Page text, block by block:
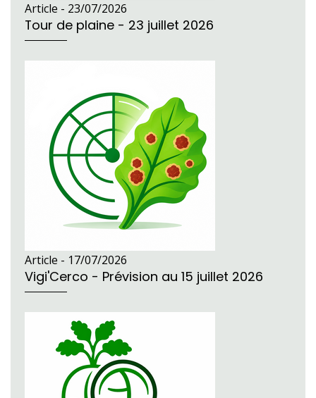
Article - 23/07/2026
Tour de plaine - 23 juillet 2026
Article - 17/07/2026
Vigi'Cerco - Prévision au 15 juillet 2026